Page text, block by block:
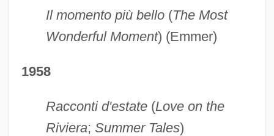
Il momento più bello(The Most
Wonderful Moment) (Emmer)
1958
Racconti d'estate(Love on the
Riviera; Summer Tales)